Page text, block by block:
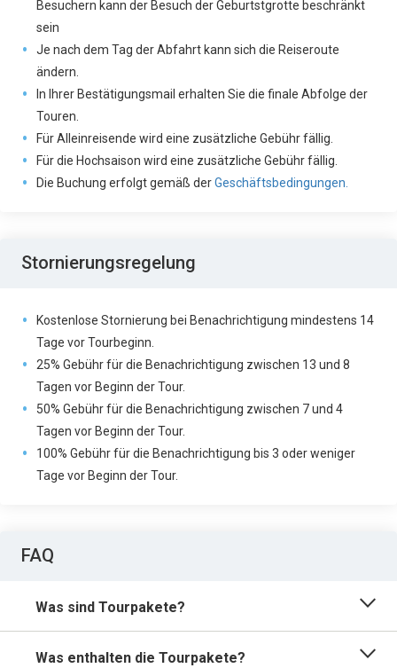
Besuchern kann der Besuch der Geburtstgrotte beschränkt
sein
Je nach dem Tag der Abfahrt kann sich die Reiseroute
ändern.
In Ihrer Bestätigungsmail erhalten Sie die finale Abfolge der
Touren.
Für Alleinreisende wird eine zusätzliche Gebühr fällig.
Für die Hochsaison wird eine zusätzliche Gebühr fällig.
Die Buchung erfolgt gemäß derGeschäftsbedingungen.
Stornierungsregelung
Kostenlose Stornierung bei Benachrichtigung mindestens 14
Tage vor Tourbeginn.
25% Gebühr für die Benachrichtigung zwischen 13 und 8
Tagen vor Beginn der Tour.
50% Gebühr für die Benachrichtigung zwischen 7 und 4
Tagen vor Beginn der Tour.
100% Gebühr für die Benachrichtigung bis 3 oder weniger
Tage vor Beginn der Tour.
FAQ
Was sind Tourpakete?
Was enthalten die Tourpakete?